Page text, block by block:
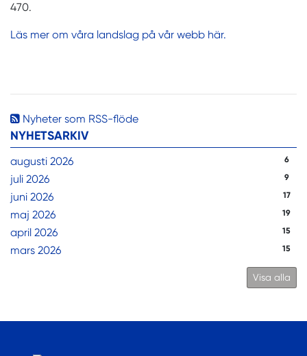
Nyheter som RSS-flöde
NYHETSARKIV
augusti 2026 6
juli 2026 9
juni 2026 17
maj 2026 19
april 2026 15
mars 2026 15
Visa alla
470.
Läs mer om våra landslag på vår webb här.